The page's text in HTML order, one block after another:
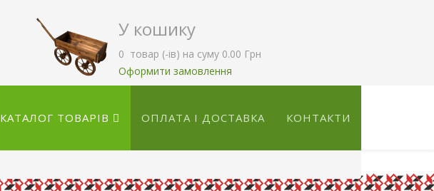
У кошику
0 товар (-ів) на суму 0.00 Грн
Оформити замовлення
КАТАЛОГ ТОВАРІВ ОПЛАТА І ДОСТАВКА КОНТАКТИ